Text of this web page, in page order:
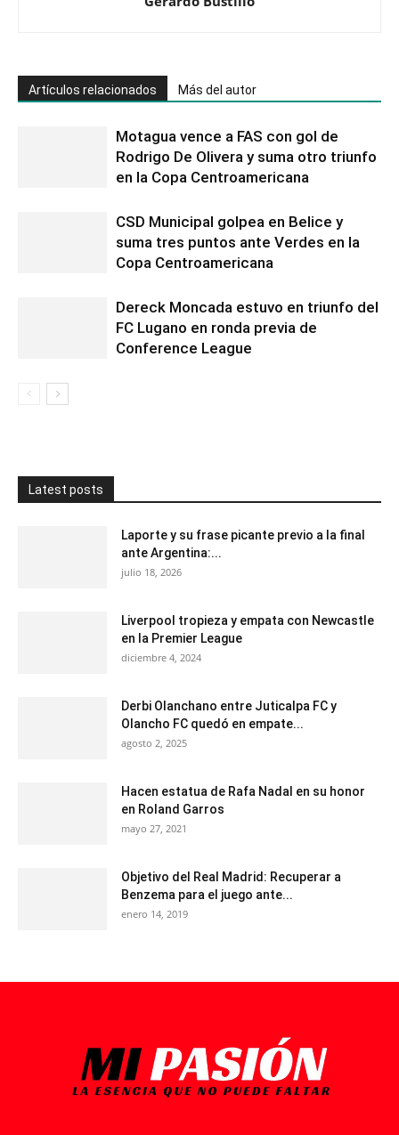
Artículos relacionados Más del autor
Motagua vence a FAS con gol de
Rodrigo De Olivera y suma otro triunfo
en la Copa Centroamericana
CSD Municipal golpea en Belice y
suma tres puntos ante Verdes en la
Copa Centroamericana
Dereck Moncada estuvo en triunfo del
FC Lugano en ronda previa de
Conference League
Latest posts
Laporte y su frase picante previo a la final
ante Argentina:...
julio 18, 2026
Liverpool tropieza y empata con Newcastle
en la Premier League
diciembre 4, 2024
Derbi Olanchano entre Juticalpa FC y
Olancho FC quedó en empate...
agosto 2, 2025
Hacen estatua de Rafa Nadal en su honor
en Roland Garros
mayo 27, 2021
Objetivo del Real Madrid: Recuperar a
Benzema para el juego ante...
enero 14, 2019